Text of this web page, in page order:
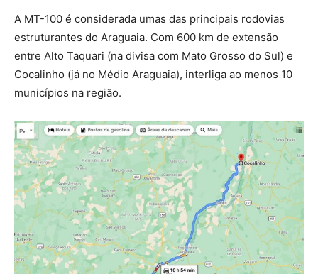
A MT-100 é considerada umas das principais rodovias
estruturantes do Araguaia. Com 600 km de extensão
entre Alto Taquari (na divisa com Mato Grosso do Sul) e
Cocalinho (já no Médio Araguaia), interliga ao menos 10
municípios na região.